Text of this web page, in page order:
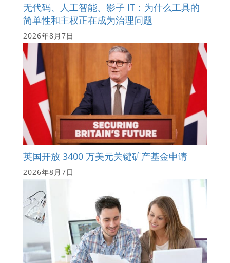
无代码、人工智能、影子 IT：为什么工具的
简单性和主权正在成为治理问题
2026年8月7日
英国开放 3400 万美元关键矿产基金申请
2026年8月7日